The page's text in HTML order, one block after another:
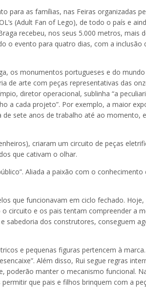
para as famílias, nas Feiras organizadas
(Adult Fan of Lego), de todo o país e
recebeu, nos seus 5.000 metros, mais
o evento para quatro dias, com a inclusão
os monumentos portugueses e do
de arte com peças representativas das
diretor operacional, sublinha “a
a cada projeto”. Por exemplo, a maior
sete anos de trabalho até ao momento,
criaram um circuito de peças
que cativam o olhar.
Aliada a paixão com o
que funcionavam em ciclo fechado.
circuito e os pais tentam compreender a
sabedoria dos construtores, conseguem
e pequenas figuras pertencem à
Além disso, Rui segue regras
manter o mecanismo funcional.
que pais e filhos brinquem com a